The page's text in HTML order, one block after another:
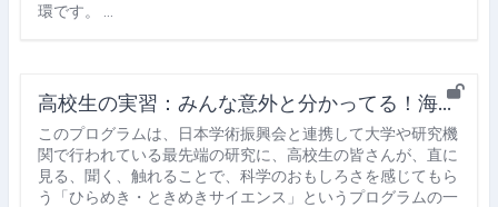
環です。 …
高校生の実習：みんな意外と分かってる！海岸動物の社会関係
このプログラムは、日本学術振興会と連携して大学や研究機
関で行われている最先端の研究に、高校生の皆さんが、直に
見る、聞く、触れることで、科学のおもしろさを感じてもら
う「ひらめき・ときめきサイエンス」というプログラムの一